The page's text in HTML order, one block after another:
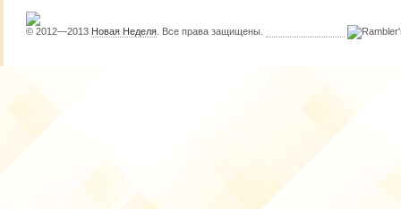
© 2012—2013 Новая Неделя . Все права защищены.